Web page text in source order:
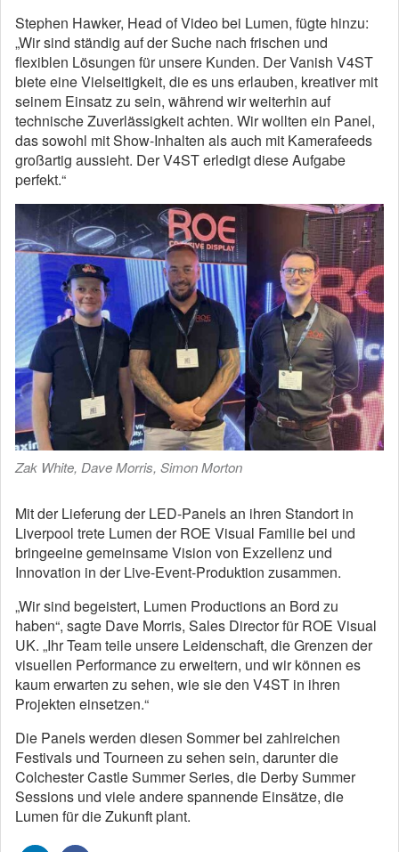
Stephen Hawker, Head of Video bei Lumen, fügte hinzu:
„Wir sind ständig auf der Suche nach frischen und
flexiblen Lösungen für unsere Kunden. Der Vanish V4ST
biete eine Vielseitigkeit, die es uns erlauben, kreativer mit
seinem Einsatz zu sein, während wir weiterhin auf
technische Zuverlässigkeit achten. Wir wollten ein Panel,
das sowohl mit Show-Inhalten als auch mit Kamerafeeds
großartig aussieht. Der V4ST erledigt diese Aufgabe
perfekt.“
Zak White, Dave Morris, Simon Morton
Mit der Lieferung der LED-Panels an ihren Standort in
Liverpool trete Lumen der ROE Visual Familie bei und
bringeeine gemeinsame Vision von Exzellenz und
Innovation in der Live-Event-Produktion zusammen.
„Wir sind begeistert, Lumen Productions an Bord zu
haben“, sagte Dave Morris, Sales Director für ROE Visual
UK. „Ihr Team teile unsere Leidenschaft, die Grenzen der
visuellen Performance zu erweitern, und wir können es
kaum erwarten zu sehen, wie sie den V4ST in ihren
Projekten einsetzen.“
Die Panels werden diesen Sommer bei zahlreichen
Festivals und Tourneen zu sehen sein, darunter die
Colchester Castle Summer Series, die Derby Summer
Sessions und viele andere spannende Einsätze, die
Lumen für die Zukunft plant.